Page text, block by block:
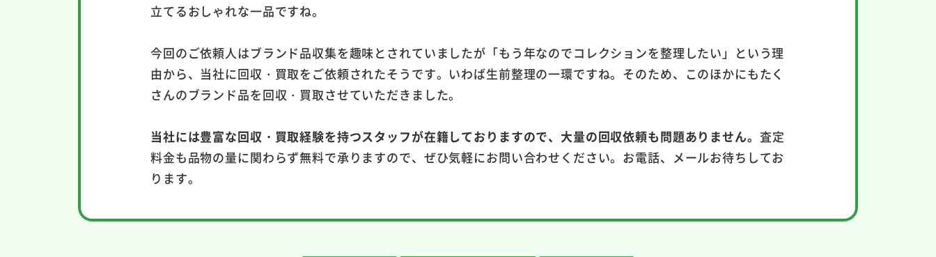
立てるおしゃれな一品ですね。
今回のご依頼人はブランド品収集を趣味とされていましたが「もう年なのでコレクションを整理したい」という理
由から、当社に回収・買取をご依頼されたそうです。いわば生前整理の一環ですね。そのため、このほかにもたく
さんのブランド品を回収・買取させていただきました。
当社には豊富な回収・買取経験を持つスタッフが在籍しておりますので、大量の回収依頼も問題ありません。 査定
料金も品物の量に関わらず無料で承りますので、ぜひ気軽にお問い合わせください。お電話、メールお待ちしてお
ります。